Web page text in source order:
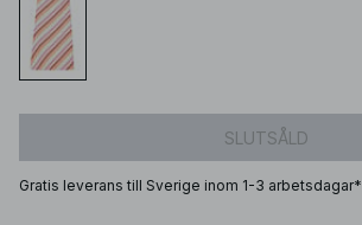
SLUTSÅLD
Gratis leverans till Sverige inom 1-3 arbetsdagar*